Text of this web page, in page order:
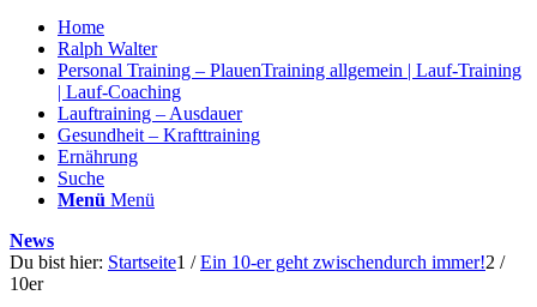
Home
Ralph Walter
Personal Training – PlauenTraining allgemein | Lauf-Training
| Lauf-Coaching
Lauftraining – Ausdauer
Gesundheit – Krafttraining
Ernährung
Suche
Menü Menü
News
Du bist hier: Startseite1 / Ein 10-er geht zwischendurch immer!2 /
10er